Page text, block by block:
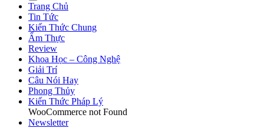
Trang Chủ
Tin Tức
Kiến Thức Chung
Ẩm Thực
Review
Khoa Học – Công Nghệ
Giải Trí
Câu Nói Hay
Phong Thủy
Kiến Thức Pháp Lý
WooCommerce not Found
Newsletter